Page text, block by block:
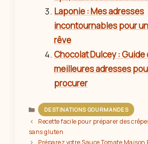
Laponie : Mes adresses
incontournables pour
rêve
Chocolat Dulcey : Guide
meilleures adresses
procurer
Catégories
DESTINATIONS GOURMANDES
Recette facile pour préparer des
sans gluten